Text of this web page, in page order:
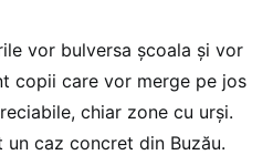
vor bulversa școala și vor
copii care vor merge pe jos
chiar zone cu urși.
caz concret din Buzău.